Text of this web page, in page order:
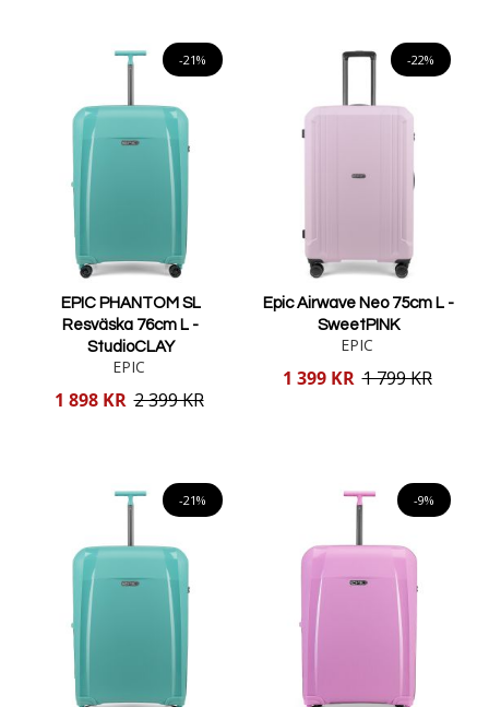
-21%
EPIC PHANTOM SL
Resväska 76cm L -
StudioCLAY
EPIC
Reducerat
1 898 KR 2 399 KR
-22%
Epic Airwave Neo 75cm L -
SweetPINK
EPIC
Reducerat
1 399 KR 1 799 KR
-21% -9%